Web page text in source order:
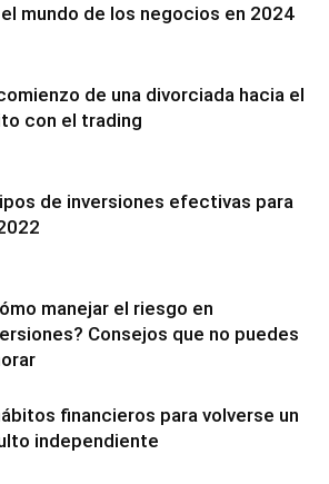
mundo de los negocios en 2024
de una divorciada hacia el
con el trading
de inversiones efectivas para
manejar el riesgo en
Consejos que no puedes
financieros para volverse un
independiente